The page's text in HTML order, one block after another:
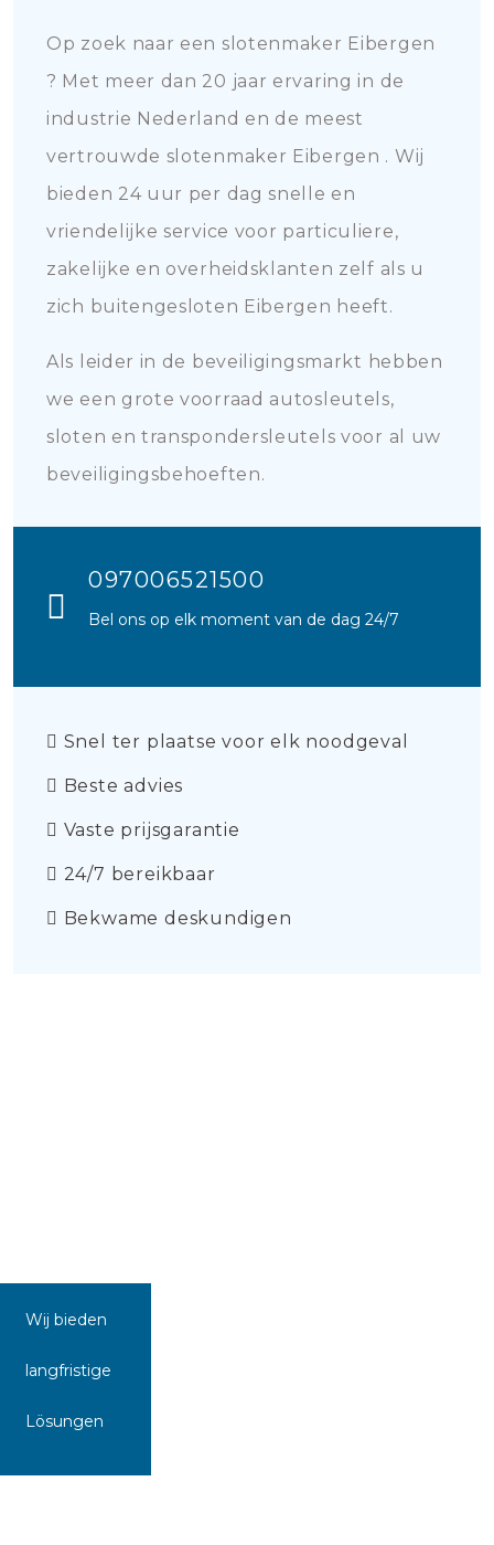
Op zoek naar een slotenmaker Eibergen
? Met meer dan 20 jaar ervaring in de
industrie Nederland en de meest
vertrouwde slotenmaker Eibergen . Wij
bieden 24 uur per dag snelle en
vriendelijke service voor particuliere,
zakelijke en overheidsklanten zelf als u
zich buitengesloten Eibergen heeft.
Als leider in de beveiligingsmarkt hebben
we een grote voorraad autosleutels,
sloten en transpondersleutels voor al uw
beveiligingsbehoeften.
097006521500
Bel ons op elk moment van de dag 24/7
Snel ter plaatse voor elk noodgeval
Beste advies
Vaste prijsgarantie
24/7 bereikbaar
Bekwame deskundigen
Wij bieden
langfristige
Lösungen